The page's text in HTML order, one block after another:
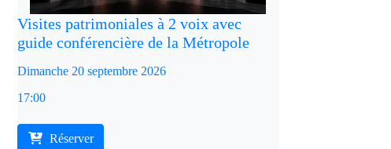
Visites patrimoniales à 2 voix avec
guide conférencière de la Métropole
Dimanche 20 septembre 2026
17:00
Réserver